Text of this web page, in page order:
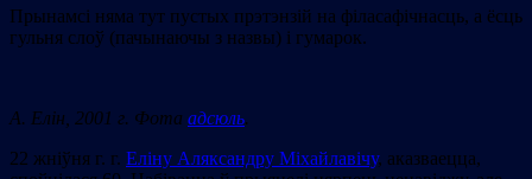
Прынамсі няма тут пустых прэтэнзій на філасафічнасць, а ёсць
гульня слоў (пачынаючы з назвы) і гумарок.
А. Елін, 2001 г. Фота адсюль.
22 жніўня г. г. Еліну Аляксандру Міхайлавічу, аказваецца,